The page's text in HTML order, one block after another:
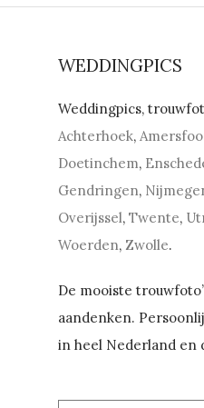
WEDDINGPICS
Weddingpics,
Achterhoek,
Doetinchem,
Gendringen,
Overijssel,Twente,
Woerden, Zwolle.
De mooiste
aandenken.
in heel Nederland en